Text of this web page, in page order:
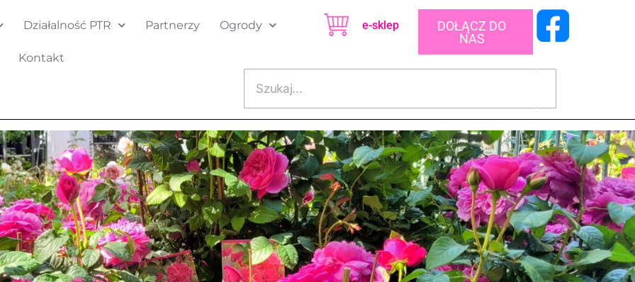
Działalność PTR Partnerzy Ogrody
Kontakt
e-sklep
DOŁĄCZ DO
NAS